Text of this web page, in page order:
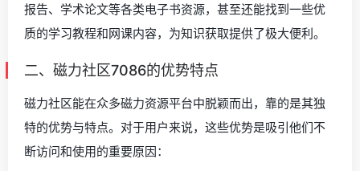
报告、学术论文等各类电子书资源，甚至还能找到一些优
质的学习教程和网课内容，为知识获取提供了极大便利。
二、磁力社区7086的优势特点
磁力社区能在众多磁力资源平台中脱颖而出，靠的是其独
特的优势与特点。对于用户来说，这些优势是吸引他们不
断访问和使用的重要原因：